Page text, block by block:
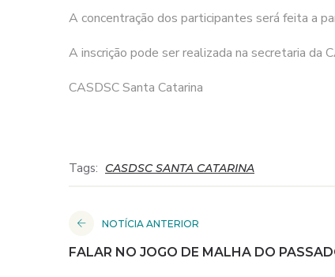
A concentração dos participantes será feita a
A inscrição pode ser realizada na secretaria
CASDSC Santa Catarina
Tags: CASDSC SANTA CATARINA
NOTÍCIA ANTERIOR
FALAR NO JOGO DE MALHA DO